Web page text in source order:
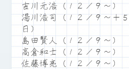
吉川元浩（１２／９～）
湯川浩司（１２／９～＋５
日）
島田賢人（１２／９～）
高倉和士（１２／９～）
佐藤博亮（１２／９～）